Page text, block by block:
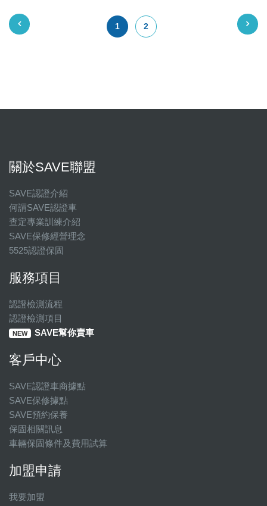
1 2
關於SAVE聯盟
SAVE認證介紹
何謂SAVE認證車
查定專業訓練介紹
SAVE保修經營理念
5525認證保固
服務項目
認證檢測流程
認證檢測項目
NEW SAVE幫你賣車
客戶中心
SAVE認證車商據點
SAVE保修據點
SAVE預約保養
保固相關訊息
車輛保固條件及費用試算
加盟申請
我要加盟